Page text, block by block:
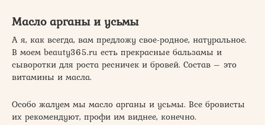
Масло арганы и усьмы
А я, как всегда, вам предложу свое-родное, натуральное.
В моем beauty365.ru есть прекрасные бальзамы и
сыворотки для роста ресничек и бровей. Состав – это
витамины и масла.
Особо жалуем мы масло арганы и усьмы. Все бровисты
их рекомендуют, профи им виднее, конечно.